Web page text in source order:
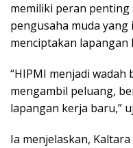
memiliki peran penting
pengusaha muda
menciptakan lapangan
“HIPMI menjadi
mengambil peluang,
lapangan kerja baru,”
Ia menjelaskan,